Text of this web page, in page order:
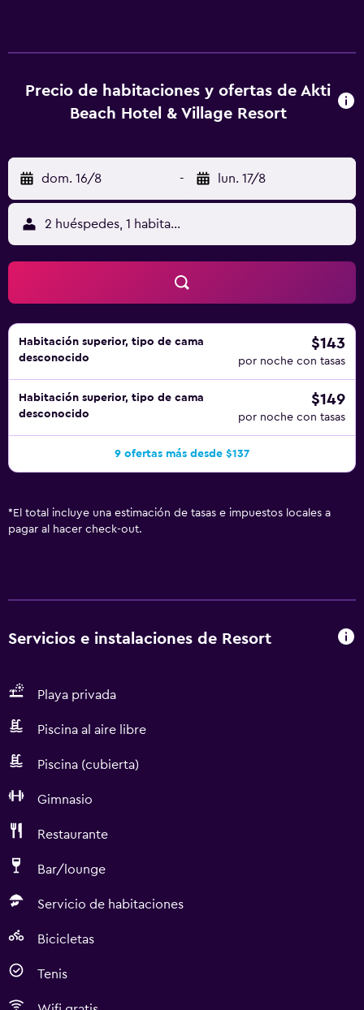
canales por satélite. Los baños están equipados con
artículos de higiene personal gratuitos y secador de pelo.
posible solicitar tabla de planchar con plancha. En el
alojamiento hay 2 piscinas al aire libre además de piscina
cubierta. Además de una piscina infantil, los servicios de
ocio y esparcimiento incluyen una pista de tenis al aire
libre, sauna y gimnasio. Se pueden practicar las
actividades de ocio y esparcimiento que se indican más
abajo en las instalaciones o cerca del alojamiento (es
posible que se aplique un recargo).
Precio de habitaciones y ofertas de Akti
Beach Hotel & Village Resort
dom. 16/8 - lun. 17/8
2 huéspedes, 1 habitación
Habitación superior, tipo de cama
desconocido
$143
por noche con tasas
Habitación superior, tipo de cama
desconocido
$149
por noche con tasas
9 ofertas más desde $137
* El total incluye una estimación de tasas e impuestos locales a
pagar al hacer check-out.
Servicios e instalaciones de Resort
Playa privada
Piscina al aire libre
Piscina (cubierta)
Gimnasio
Restaurante
Bar/lounge
Servicio de habitaciones
Bicicletas
Tenis